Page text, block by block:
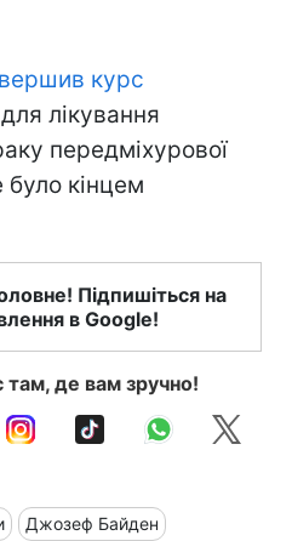
курс
лікування
передміхурової
кінцем
Підпишіться на
в Google!
там, де вам зручно!
Джозеф Байден